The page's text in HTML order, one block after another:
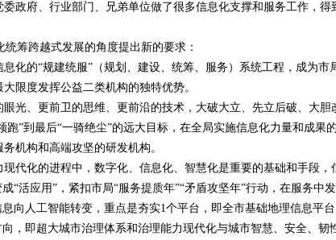
政府、行业部门、兄弟单位做了很多信息化支撑和服务工作，得
筹跨越式发展的角度提出新的要求：
化的“规建统服”（规划、建设、统筹、服务）系统工程，成为市
限度发挥公益二类机构的独特优势。
光、更前卫的思维、更前沿的技术，大破大立、先立后破、大胆
跑”到最后“一骑绝尘”的远大目标，在全局实施信息化力量和成果
机构和高端攻坚的研发机构。
代化的进程中，数字化、信息化、智慧化是重要的基础和手段，
“活应用”，紧扣市局“服务提质年”“矛盾攻坚年”行动，在服务中
向人工智能转变，重点是夯实1个平台，即全市基础地理信息平
，即超大城市治理体系和治理能力现代化与城市智慧、安全、韧